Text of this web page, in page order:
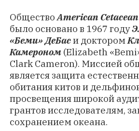
ОбществоAmerican
было основано в 1967 году
«Беми» ДеБаси доктором
Камероном (Elizabeth
Clark Cameron). Миссией
является защита
обитания китов и
просвещения широкой
грантов исследователям,
сохранением океана.